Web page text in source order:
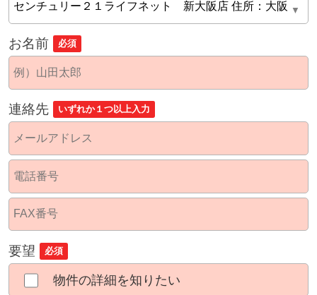
お名前 必須
連絡先 いずれか１つ以上入力
要望 必須
物件の詳細を知りたい